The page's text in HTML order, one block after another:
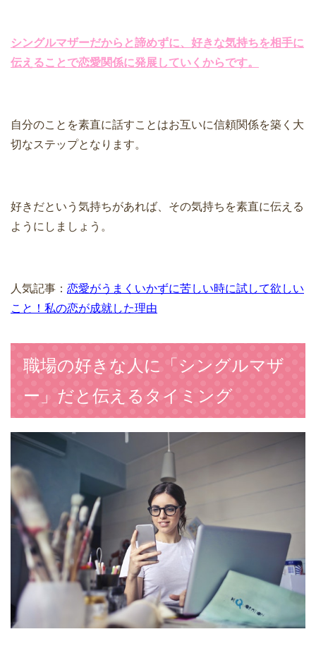
シングルマザーだからと諦めずに、好きな気持ちを相手に
伝えることで恋愛関係に発展していくからです。
自分のことを素直に話すことはお互いに信頼関係を築く大
切なステップとなります。
好きだという気持ちがあれば、その気持ちを素直に伝える
ようにしましょう。
人気記事： 恋愛がうまくいかずに苦しい時に試して欲しい
こと！私の恋が成就した理由
職場の好きな人に「シングルマザ
ー」だと伝えるタイミング